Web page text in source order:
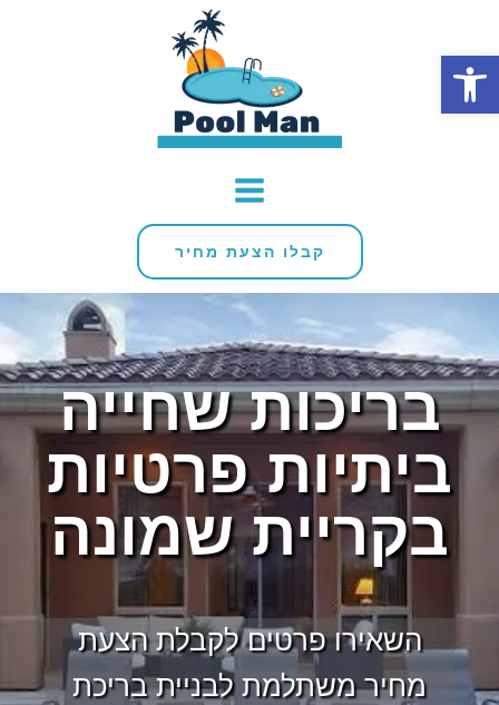
פתח סרגל נגישות
קבלו הצעת מחיר
בריכות שחייה
ביתיות פרטיות
בקריית שמונה
השאירו פרטים לקבלת הצעת
מחיר משתלמת לבניית בריכת